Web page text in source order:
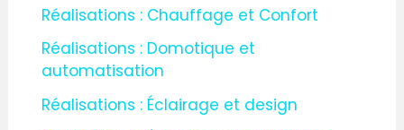
Réalisations : Chauffage et Confort
Réalisations : Domotique et
automatisation
Réalisations : Éclairage et design